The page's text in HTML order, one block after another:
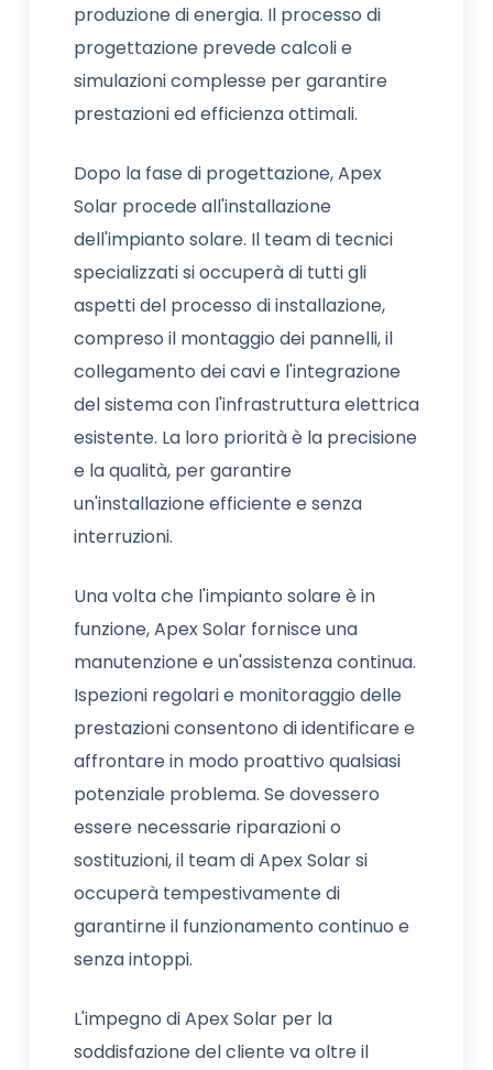
produzione di energia. Il processo di
progettazione prevede calcoli e
simulazioni complesse per garantire
prestazioni ed efficienza ottimali.
Dopo la fase di progettazione, Apex
Solar procede all'installazione
dell'impianto solare. Il team di tecnici
specializzati si occuperà di tutti gli
aspetti del processo di installazione,
compreso il montaggio dei pannelli, il
collegamento dei cavi e l'integrazione
del sistema con l'infrastruttura elettrica
esistente. La loro priorità è la precisione
e la qualità, per garantire
un'installazione efficiente e senza
interruzioni.
Una volta che l'impianto solare è in
funzione, Apex Solar fornisce una
manutenzione e un'assistenza continua.
Ispezioni regolari e monitoraggio delle
prestazioni consentono di identificare e
affrontare in modo proattivo qualsiasi
potenziale problema. Se dovessero
essere necessarie riparazioni o
sostituzioni, il team di Apex Solar si
occuperà tempestivamente di
garantirne il funzionamento continuo e
senza intoppi.
L'impegno di Apex Solar per la
soddisfazione del cliente va oltre il